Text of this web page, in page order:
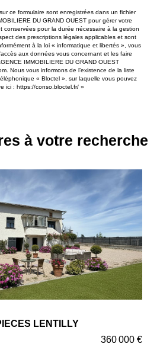
ce formulaire sont enregistrées dans un fichier
DU GRAND OUEST pour gérer votre
conservées pour la durée nécessaire à la gestion
des prescriptions légales applicables et sont
à la loi « informatique et libertés », vous
aux données vous concernant et les faire
IMMOBILIERE DU GRAND OUEST
Nous vous informons de l’existence de la liste
« Bloctel », sur laquelle vous pouvez
ici : https://conso.bloctel.fr/ »
à votre recherche
LENTILLY
360 000 €